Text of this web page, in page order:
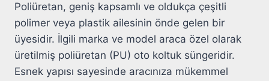
Poliüretan, geniş kapsamlı ve oldukça çeşitli
polimer veya plastik ailesinin önde gelen bir
üyesidir. İlgili marka ve model araca özel olarak
üretilmiş poliüretan (PU) oto koltuk süngeridir.
Esnek yapısı sayesinde aracınıza mükemmel